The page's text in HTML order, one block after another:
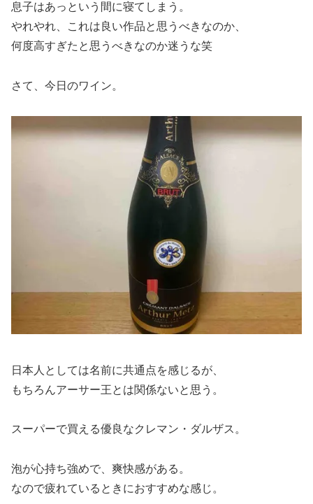
息子はあっという間に寝てしまう。
やれやれ、これは良い作品と思うべきなのか、
何度高すぎたと思うべきなのか迷うな笑
さて、今日のワイン。
日本人としては名前に共通点を感じるが、
もちろんアーサー王とは関係ないと思う。
スーパーで買える優良なクレマン・ダルザス。
泡が心持ち強めで、爽快感がある。
なので疲れているときにおすすめな感じ。